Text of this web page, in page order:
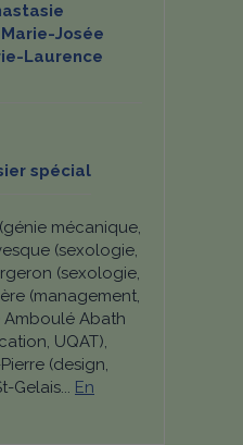
Marie-Josée
Laurence
spécial
mécanique,
(sexologie,
(sexologie,
(management,
Amboulé Abath
UQAT),
(design,
Gelais... En